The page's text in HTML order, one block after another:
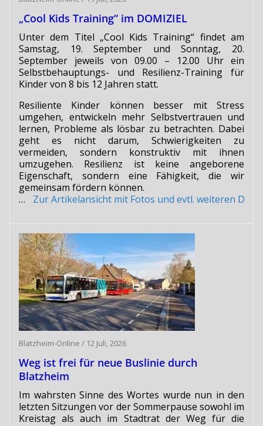
„Cool Kids Training“ im DOMIZIEL
Unter dem Titel „Cool Kids Training“ findet am
Samstag, 19. September und Sonntag, 20.
September jeweils von 09.00 – 12.00 Uhr ein
Selbstbehauptungs- und Resilienz-Training für
Kinder von 8 bis 12 Jahren statt.
Resiliente Kinder können besser mit Stress
umgehen, entwickeln mehr Selbstvertrauen und
lernen, Probleme als lösbar zu betrachten. Dabei
geht es nicht darum, Schwierigkeiten zu
vermeiden, sondern konstruktiv mit ihnen
umzugehen. Resilienz ist keine angeborene
Eigenschaft, sondern eine Fähigkeit, die wir
gemeinsam fördern können.
…Zur Artikelansicht mit Fotos und evtl. weiteren
Blatzheim-Online / 12 Juli, 2026
Weg ist frei für neue Buslinie durch
Blatzheim
Im wahrsten Sinne des Wortes wurde nun in den
letzten Sitzungen vor der Sommerpause sowohl im
Kreistag als auch im Stadtrat der Weg für die